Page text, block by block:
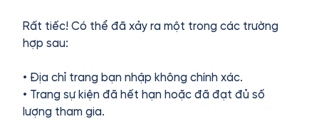
Rất tiếc! Có thể đã xảy ra một trong các trường
hợp sau:
• Địa chỉ trang bạn nhập không chính xác.
• Trang sự kiện đã hết hạn hoặc đã đạt đủ số
lượng tham gia.